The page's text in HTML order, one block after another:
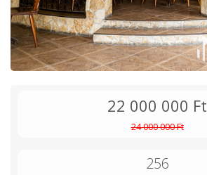
22 000 000 Ft
24 000 000 Ft
256